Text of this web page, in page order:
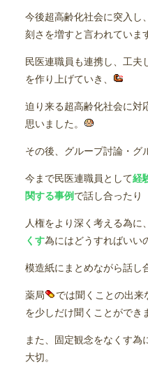
今後超高齢化社会に突入し
刻さを増すと言われていま
民医連職員も連携し、工夫
を作り上げていき、
迫り来る超高齢化社会に対
思いました。
その後、グループ討論・グ
今まで民医連職員として経
関する事例で話し合ったり
人権をより深く考える為に、
くす為にはどうすればいい
模造紙にまとめながら話し
薬局
では聞くことの出来
を少しだけ聞くことができ
また、固定観念をなくす為
大切。